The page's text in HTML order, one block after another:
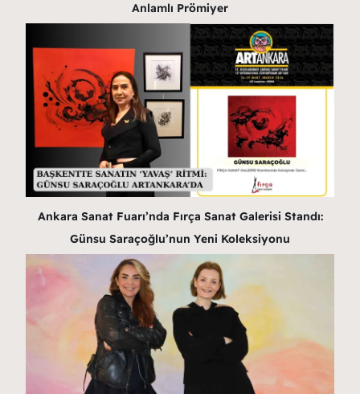
Anlamlı Prömiyer
Ankara Sanat Fuarı’nda Fırça Sanat Galerisi Standı:
Günsu Saraçoğlu’nun Yeni Koleksiyonu